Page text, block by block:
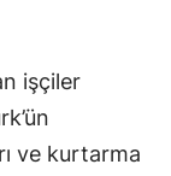
işçiler
ve kurtarma